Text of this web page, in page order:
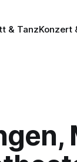
& TanzKonzert